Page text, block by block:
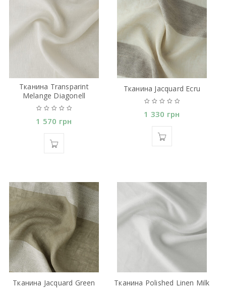
Тканина Transparint
Melange Diagonell
1 570 грн
Тканина Jacquard Ecru
1 330 грн
Тканина Jacquard Green Тканина Polished Linen Milk